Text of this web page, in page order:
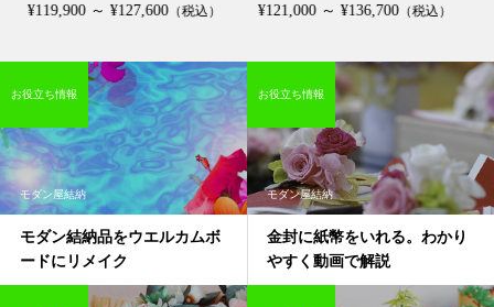
¥119,900 ～ ¥127,600（税込） ¥121,000 ～ ¥136,700（税込）
モダン屋結納
モダン結納品をウエルカムボ
ードにリメイク
お役立ち情報
モダン屋結納
金封に紙幣をいれる。わかり
やすく動画で解説
お役立ち情報